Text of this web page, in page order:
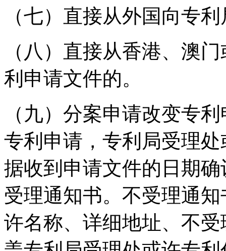
（七）直接从外国向专
（八）直接从香港、澳
利申请文件的。
（九）分案申请改变专
专利申请，专利局受理
据收到申请文件的日期
受理通知书。不受理通
许名称、详细地址、不